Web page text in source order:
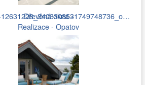
Dřevěná okna -
Realizace - Opatov